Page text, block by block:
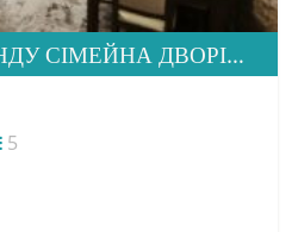
ЗДАЄТЬСЯ В ОРЕНДУ СІМЕЙНА ДВОРІВНЕВА КВАРТИРА В М. УЖГОРОД
5